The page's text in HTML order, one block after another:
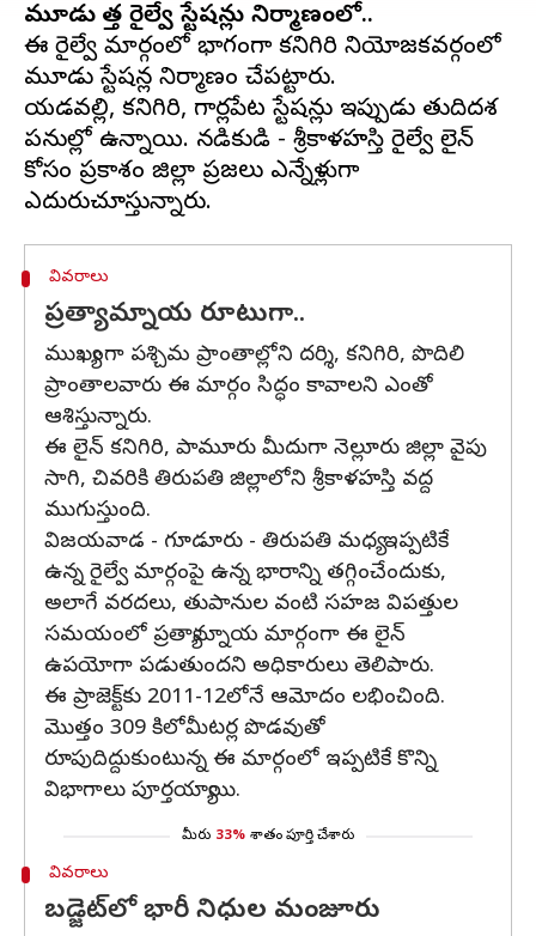
మూడు కొత్త రైల్వే స్టేషన్లు నిర్మాణంలో..
ఈ రైల్వే మార్గంలో భాగంగా కనిగిరి నియోజకవర్గంలో
మూడు స్టేషన్ల నిర్మాణం చేపట్టారు.
యడవల్లి, కనిగిరి, గార్లపేట స్టేషన్లు ఇప్పుడు తుదిదశ
పనుల్లో ఉన్నాయి. నడికుడి - శ్రీకాళహస్తి రైల్వే లైన్
కోసం ప్రకాశం జిల్లా ప్రజలు ఎన్నేళ్లుగా
వివరాలు
ప్రత్యామ్నాయ రూటుగా..
ముఖ్యంగా పశ్చిమ ప్రాంతాల్లోని దర్శి, కనిగిరి, పొదిలి
ప్రాంతాలవారు ఈ మార్గం సిద్ధం కావాలని ఎంతో
ఆశిస్తున్నారు.
ఈ లైన్ కనిగిరి, పామూరు మీదుగా నెల్లూరు జిల్లా వైపు
సాగి, చివరికి తిరుపతి జిల్లాలోని శ్రీకాళహస్తి వద్ద
ముగుస్తుంది.
విజయవాడ - గూడూరు - తిరుపతి మధ్య ఇప్పటికే
ఉన్న రైల్వే మార్గంపై ఉన్న భారాన్ని తగ్గించేందుకు,
అలాగే వరదలు, తుపానుల వంటి సహజ విపత్తుల
సమయంలో ప్రత్యామ్నాయ మార్గంగా ఈ లైన్
ఉపయోగా పడుతుందని అధికారులు తెలిపారు.
ఈ ప్రాజెక్ట్‌కు 2011-12లోనే ఆమోదం లభించింది.
మొత్తం 309 కిలోమీటర్ల పొడవుతో
రూపుదిద్దుకుంటున్న ఈ మార్గంలో ఇప్పటికే కొన్ని
విభాగాలు పూర్తయ్యాయి.
మీరు 33% శాతం పూర్తి చేశారు
వివరాలు
బడ్జెట్‌లో భారీ నిధుల మంజూరు